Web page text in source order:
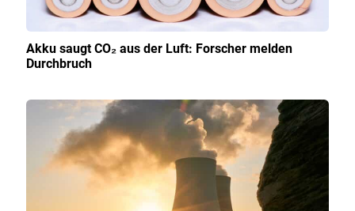
Akku saugt CO₂ aus der Luft: Forscher melden
Durchbruch